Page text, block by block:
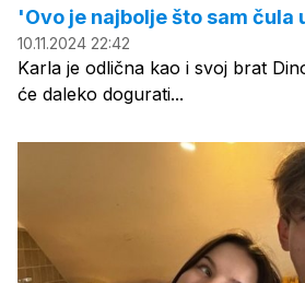
'Ovo je najbolje što sam čula
10.11.2024 22:42
Karla je odlična kao i svoj brat
će daleko dogurati...